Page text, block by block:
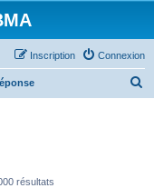
Connexion
Inscription
résultats